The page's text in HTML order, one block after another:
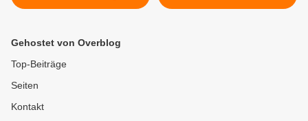
Kapitals" genauer
Gehostet von Overblog
Top-Beiträge
Seiten
Kontakt